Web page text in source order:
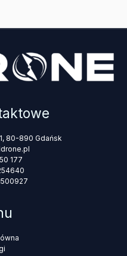
80-890 Gdańsk
177